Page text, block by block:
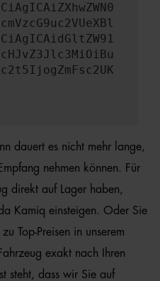
dauert es nicht mehr lange,
nehmen können. Für
direkt auf Lager haben,
Kamiq einsteigen. Oder Sie
Top-Preisen in unserem
exakt nach Ihren
steht, dass wir Sie auf